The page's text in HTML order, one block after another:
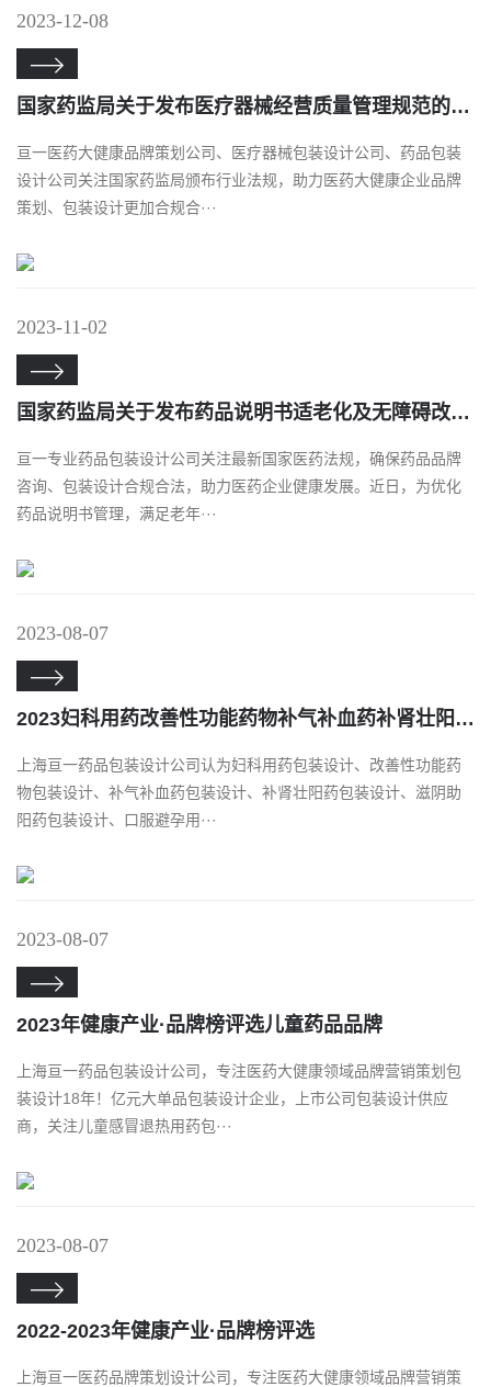
2023-12-08

国家药监局关于发布医疗器械经营质量管理规范的公告（2023年第153号）
亘一医药大健康品牌策划公司、医疗器械包装设计公司、药品包装
设计公司关注国家药监局颁布行业法规，助力医药大健康企业品牌
策划、包装设计更加合规合···
2023-11-02

国家药监局关于发布药品说明书适老化及无障碍改革试点工作方案的公告
亘一专业药品包装设计公司关注最新国家医药法规，确保药品品牌
咨询、包装设计合规合法，助力医药企业健康发展。近日，为优化
药品说明书管理，满足老年···
2023-08-07

2023妇科用药改善性功能药物补气补血药补肾壮阳药滋阴助阳药口服避孕用药入选品牌名单
上海亘一药品包装设计公司认为妇科用药包装设计、改善性功能药
物包装设计、补气补血药包装设计、补肾壮阳药包装设计、滋阴助
阳药包装设计、口服避孕用···
2023-08-07

2023年健康产业·品牌榜评选儿童药品品牌
上海亘一药品包装设计公司，专注医药大健康领域品牌营销策划包
装设计18年！亿元大单品包装设计企业，上市公司包装设计供应
商，关注儿童感冒退热用药包···
2023-08-07

2022-2023年健康产业·品牌榜评选
上海亘一医药品牌策划设计公司，专注医药大健康领域品牌营销策